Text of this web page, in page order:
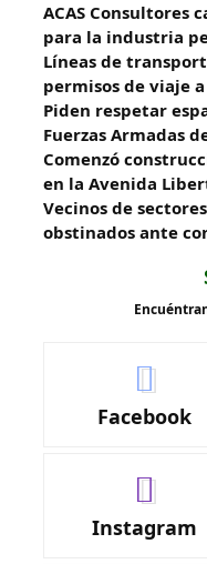
ACAS Consultores
para la industria
Líneas de
permisos de viaje
Piden respetar
Fuerzas Armadas
​Comenzó
en la Avenida
Vecinos de
obstinados ante
Facebook
Instagram